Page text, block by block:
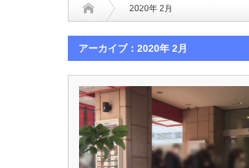
ョンUP ス集客法
2020年 2月
アーカイブ：2020年 2月